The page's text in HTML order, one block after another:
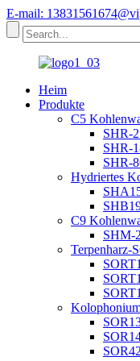
E-mail:
Heim
Produkte
C5
SHR-
SHR-
SHR-
Hydriertes
C9
SHM-
Terpenharz-